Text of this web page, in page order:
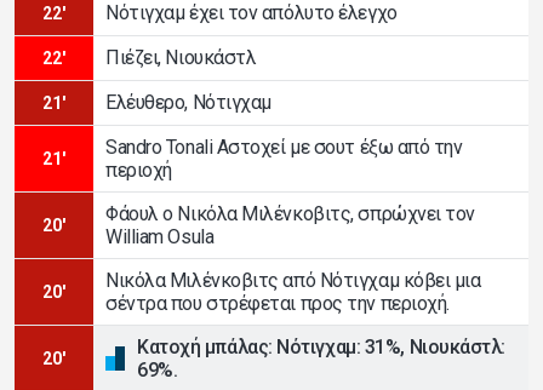
22' Νότιγχαμ έχει τον απόλυτο έλεγχο
22' Πιέζει, Νιουκάστλ
21' Ελέυθερο, Νότιγχαμ
21'
Sandro Tonali Αστοχεί με σουτ έξω από την
περιοχή
20'
Φάουλ ο Νικόλα Μιλένκοβιτς, σπρώχνει τον
William Osula
20'
Νικόλα Μιλένκοβιτς από Νότιγχαμ κόβει μια
σέντρα που στρέφεται προς την περιοχή.
20'
Κατοχή μπάλας: Νότιγχαμ: 31%, Νιουκάστλ:
69%.